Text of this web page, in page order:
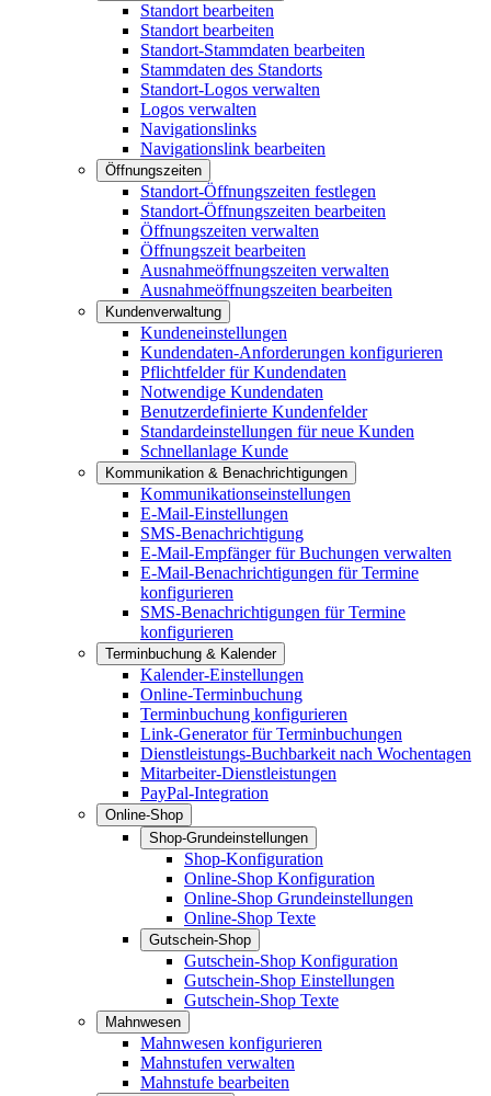
Standort bearbeiten
Standort bearbeiten
Standort-Stammdaten bearbeiten
Stammdaten des Standorts
Standort-Logos verwalten
Logos verwalten
Navigationslinks
Navigationslink bearbeiten
Öffnungszeiten
Standort-Öffnungszeiten festlegen
Standort-Öffnungszeiten bearbeiten
Öffnungszeiten verwalten
Öffnungszeit bearbeiten
Ausnahmeöffnungszeiten verwalten
Ausnahmeöffnungszeiten bearbeiten
Kundenverwaltung
Kundeneinstellungen
Kundendaten-Anforderungen konfigurieren
Pflichtfelder für Kundendaten
Notwendige Kundendaten
Benutzerdefinierte Kundenfelder
Standardeinstellungen für neue Kunden
Schnellanlage Kunde
Kommunikation & Benachrichtigungen
Kommunikationseinstellungen
E-Mail-Einstellungen
SMS-Benachrichtigung
E-Mail-Empfänger für Buchungen verwalten
E-Mail-Benachrichtigungen für Termine
konfigurieren
SMS-Benachrichtigungen für Termine
konfigurieren
Terminbuchung & Kalender
Kalender-Einstellungen
Online-Terminbuchung
Terminbuchung konfigurieren
Link-Generator für Terminbuchungen
Dienstleistungs-Buchbarkeit nach Wochentagen
Mitarbeiter-Dienstleistungen
PayPal-Integration
Online-Shop
Shop-Grundeinstellungen
Shop-Konfiguration
Online-Shop Konfiguration
Online-Shop Grundeinstellungen
Online-Shop Texte
Gutschein-Shop
Gutschein-Shop Konfiguration
Gutschein-Shop Einstellungen
Gutschein-Shop Texte
Mahnwesen
Mahnwesen konfigurieren
Mahnstufen verwalten
Mahnstufe bearbeiten